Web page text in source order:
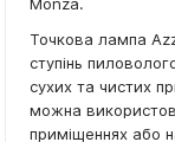
Monza.
Точкова лампа
ступінь
сухих та чистих
можна
приміщеннях або